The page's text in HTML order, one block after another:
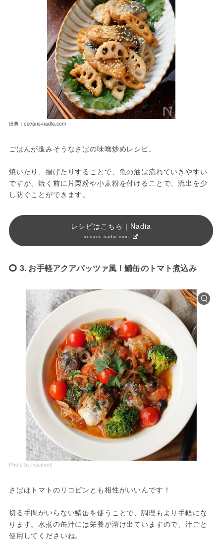
出典：oceans-nadia.com
ごはんが進みそうなさばの味噌炒めレシピ。
焼いたり、揚げたりすることで、魚の油は流れていきやすい
ですが、焼く前に片栗粉や小麦粉を付けることで、流出を少
し防ぐことができます。
レシピはこちら｜Nadia
oceans-nadia.com
3. お手軽アクアパッツァ風！鯖缶のトマト煮込み
Photo by macaroni
さばはトマトのリコピンとも相性がいいんです！
切る手間がいらない鯖缶を使うことで、調理もより手軽にな
ります。水煮の缶汁には栄養が溶け出ていますので、汁ごと
使用してくださいね。